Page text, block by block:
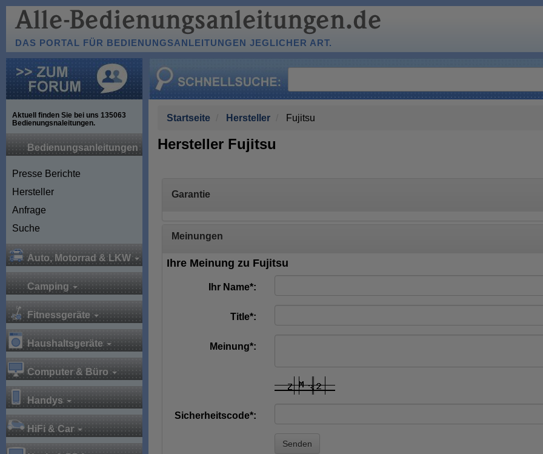
DAS PORTAL FÜR BEDIENUNGSANLEITUNGEN JEGLICHER ART.
Aktuell finden Sie bei uns 135063
Bedienungsnaleitungen.
Bedienungsanleitungen
Presse Berichte
Hersteller
Anfrage
Suche
Auto, Motorrad & LKW
Camping
Fitnessgeräte
Haushaltsgeräte
Computer & Büro
Handys
HiFi & Car
Startseite Hersteller Fujitsu
Hersteller Fujitsu
Garantie
Meinungen
Ihre Meinung zu Fujitsu
Ihr Name*:
Title*:
Meinung*:
Sicherheitscode*:
Senden